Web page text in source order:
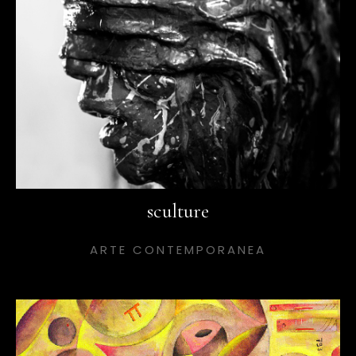
sculture
ARTE CONTEMPORANEA